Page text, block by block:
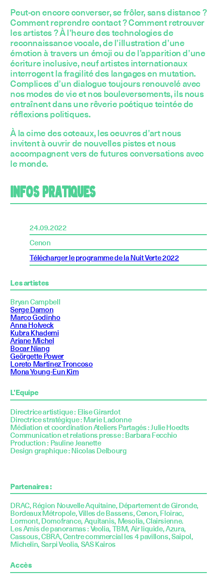
Peut-on encore converser, se frôler, sans distance ?
Comment reprendre contact ? Comment retrouver
les artistes ? À l’heure des technologies de
reconnaissance vocale, de l’illustration d’une
émotion à travers un émoji ou de l’apparition d’une
écriture inclusive, neuf artistes internationaux
interrogent la fragilité des langages en mutation.
Complices d’un dialogue toujours renouvelé avec
nos modes de vie et nos bouleversements, ils nous
entraînent dans une rêverie poétique teintée de
réflexions politiques.
À la cime des coteaux, les oeuvres d’art nous
invitent à ouvrir de nouvelles pistes et nous
accompagnent vers de futures conversations avec
le monde.
INFOS PRATIQUES
24.09.2022
Cenon
Télécharger le programme de la Nuit Verte 2022
Les artistes
Bryan Campbell
Serge Damon
Marco Godinho
Anna Holveck
Kubra Khademi
Ariane Michel
Bocar Niang
Geörgette Power
Loreto Martinez Troncoso
Mona Young-Eun Kim
L'Equipe
Directrice artistique : Elise Girardot
Directrice stratégique : Marie Ladonne
Médiation et coordination Ateliers Partagés : Julie Hoedts
Communication et relations presse : Barbara Fecchio
Production : Pauline Jeanette
Design graphique : Nicolas Delbourg
Partenaires :
DRAC, Région Nouvelle Aquitaine, Département de Gironde,
Bordeaux Métropole, Villes de Bassens, Cenon, Floirac,
Lormont, Domofrance, Aquitanis, Mesolia, Clairsienne.
Les Amis de panoramas : Veolia, TBM, Air liquide, Azura,
Cassous, CBRA, Centre commercial les 4 pavillons, Saipol,
Michelin, Sarpi Veolia, SAS Kairos
Accès